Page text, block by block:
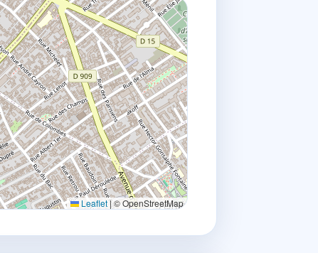
Leaflet|© OpenStreetMap